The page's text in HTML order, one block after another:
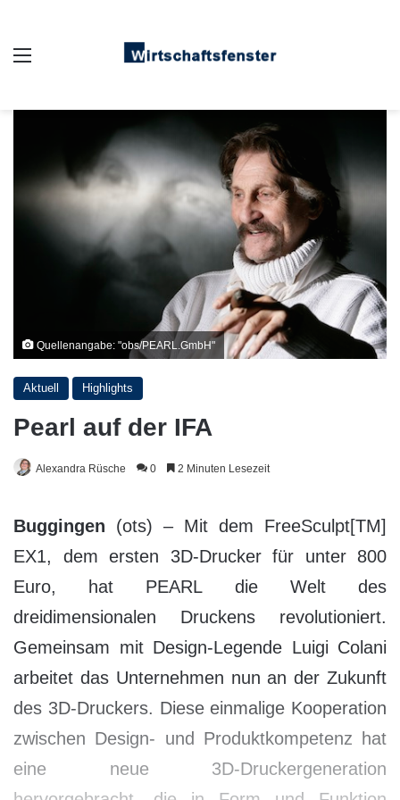
Quellenangabe: "obs/PEARL.GmbH"
Aktuell Highlights
Pearl auf der IFA
Alexandra Rüsche 0 2 Minuten Lesezeit
Buggingen (ots) – Mit dem FreeSculpt[TM]
EX1, dem ersten 3D-Drucker für unter 800
Euro, hat PEARL die Welt des
dreidimensionalen Druckens revolutioniert.
Gemeinsam mit Design-Legende Luigi Colani
arbeitet das Unternehmen nun an der Zukunft
des 3D-Druckers. Diese einmalige Kooperation
zwischen Design- und Produktkompetenz hat
eine neue 3D-Druckergeneration